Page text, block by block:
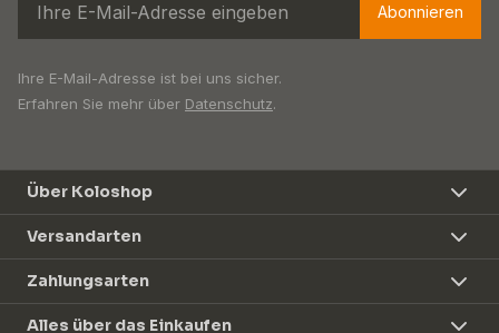
Abonnieren
Ihre E-Mail-Adresse ist bei uns sicher.
Erfahren Sie mehr über Datenschutz.
Über Koloshop
Versandarten
Zahlungsarten
Alles über das Einkaufen